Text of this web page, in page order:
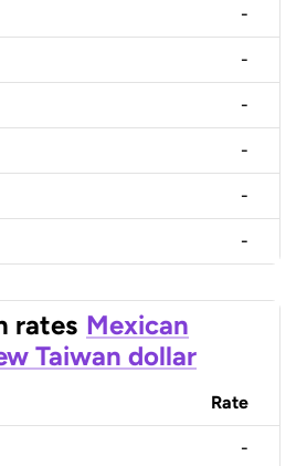
-
-
-
-
-
-
rates Mexican
Taiwan dollar
Rate
-